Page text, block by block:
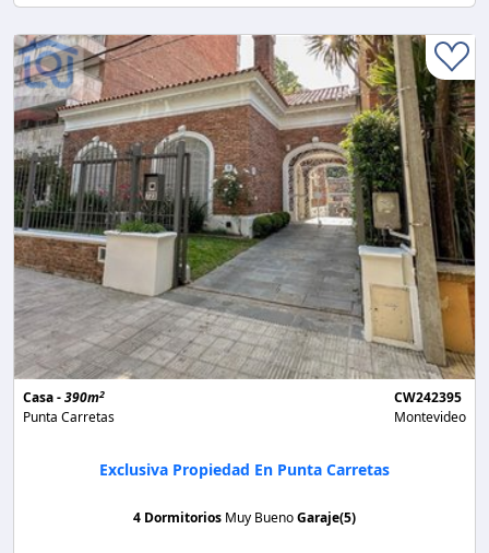
Casa -390m2
Punta Carretas
CW242395
Montevideo
Exclusiva Propiedad En Punta Carretas
4 Dormitorios Muy BuenoGaraje(5)